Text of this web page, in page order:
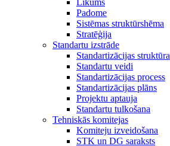
Likums
Padome
Sistēmas struktūrshēma
Stratēģija
Standartu izstrāde
Standartizācijas struktūra
Standartu veidi
Standartizācijas process
Standartizācijas plāns
Projektu aptauja
Standartu tulkošana
Tehniskās komitejas
Komiteju izveidošana
STK un DG saraksts